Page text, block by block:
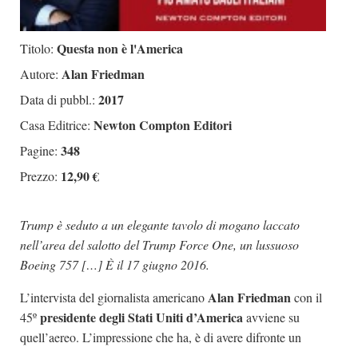
Titolo: Questa non è l'America
Autore: Alan Friedman
Data di pubbl.: 2017
Casa Editrice: Newton Compton Editori
Pagine: 348
Prezzo: 12,90 €
Trump è seduto a un elegante tavolo di mogano laccato
nell’area del salotto del Trump Force One, un lussuoso
Boeing 757 […] È il 17 giugno 2016.
L’intervista del giornalista americanoAlan Friedmancon il
45ºpresidente degli Stati Uniti d’Americaavviene su
quell’aereo. L’impressione che ha, è di avere difronte un